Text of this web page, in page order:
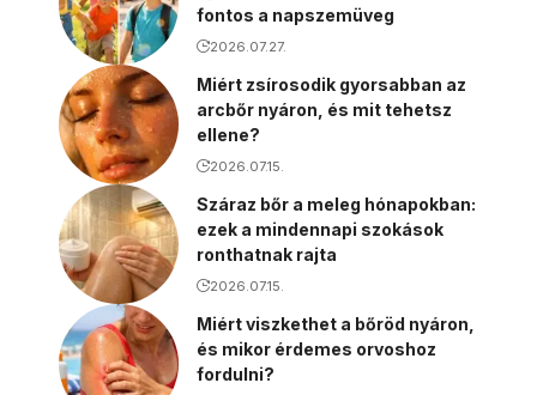
fontos a napszemüveg
2026.07.27.
Miért zsírosodik gyorsabban az
arcbőr nyáron, és mit tehetsz
ellene?
2026.07.15.
Száraz bőr a meleg hónapokban:
ezek a mindennapi szokások
ronthatnak rajta
2026.07.15.
Miért viszkethet a bőröd nyáron,
és mikor érdemes orvoshoz
fordulni?